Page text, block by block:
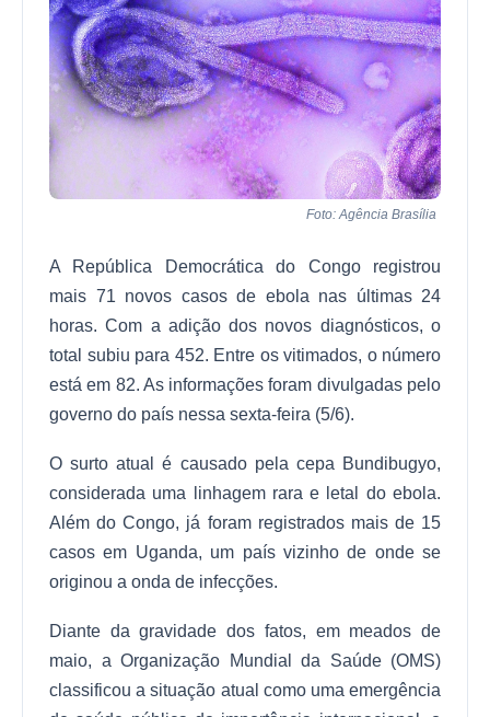
Foto: Agência Brasília
A República Democrática do Congo registrou
mais 71 novos casos de ebola nas últimas 24
horas. Com a adição dos novos diagnósticos, o
total subiu para 452. Entre os vitimados, o número
está em 82. As informações foram divulgadas pelo
governo do país nessa sexta-feira (5/6).
O surto atual é causado pela cepa Bundibugyo,
considerada uma linhagem rara e letal do ebola.
Além do Congo, já foram registrados mais de 15
casos em Uganda, um país vizinho de onde se
originou a onda de infecções.
Diante da gravidade dos fatos, em meados de
maio, a Organização Mundial da Saúde (OMS)
classificou a situação atual como uma emergência